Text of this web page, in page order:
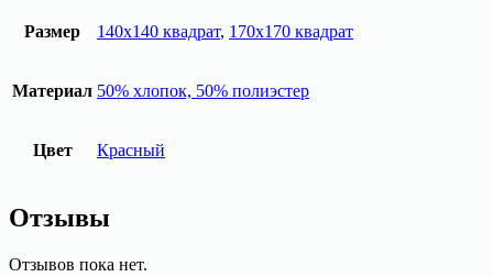
Размер 140х140 квадрат, 170х170 квадрат
Материал 50% хлопок, 50% полиэстер
Цвет Красный
Отзывы
Отзывов пока нет.